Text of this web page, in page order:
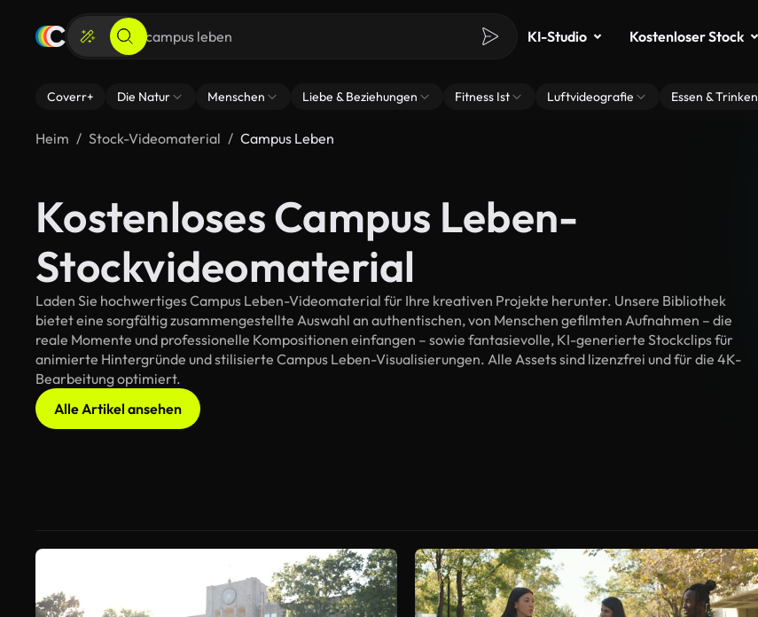
KI-Studio Kostenloser Stock
Coverr+ Die Natur Menschen Liebe & Beziehungen Fitness Ist Luftvideografie Essen & Trinken
Heim Stock-Videomaterial Campus Leben
Kostenloses Campus Leben-
Stockvideomaterial
Laden Sie hochwertiges Campus Leben-Videomaterial für Ihre kreativen Projekte herunter. Unsere Bibliothek
bietet eine sorgfältig zusammengestellte Auswahl an authentischen, von Menschen gefilmten Aufnahmen – die
reale Momente und professionelle Kompositionen einfangen – sowie fantasievolle, KI-generierte Stockclips für
animierte Hintergründe und stilisierte Campus Leben-Visualisierungen. Alle Assets sind lizenzfrei und für die 4K-
Bearbeitung optimiert.
Alle Artikel ansehen